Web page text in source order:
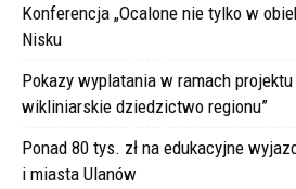
Konferencja „Ocalone nie tylko w
Nisku
Pokazy wyplatania w ramach projektu
wikliniarskie dziedzictwo regionu”
Ponad 80 tys. zł na edukacyjne
i miasta Ulanów